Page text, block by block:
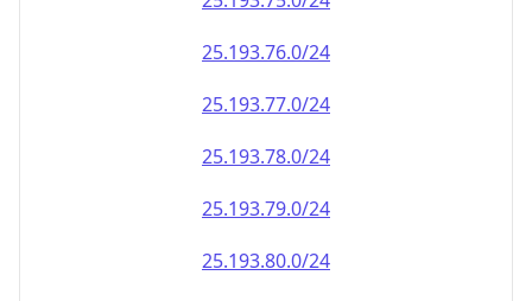
25.193.76.0/24
25.193.77.0/24
25.193.78.0/24
25.193.79.0/24
25.193.80.0/24